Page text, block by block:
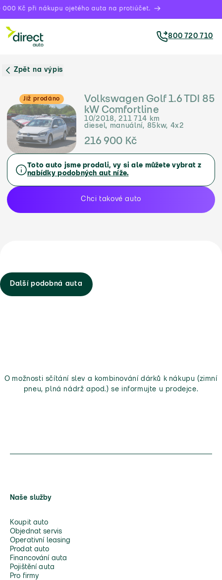
Kč při nákupu ojetého auta na protiúčet.
800 720 710
Zpět na výpis
Již prodáno
Volkswagen Golf 1.6 TDI 85
kW Comfortline
10/2018, 211 714 km
diesel, manuální, 85kw, 4x2
216 900 Kč
Toto auto jsme prodali, vy si ale můžete vybrat z
nabídky podobných aut níže.
Chci takové auto
Další podobná auta
O možnosti sčítání slev a kombinování dárků k nákupu (zimní
pneu, plná nádrž apod.) se informujte u prodejce.
Naše služby
Koupit auto
Objednat servis
Operativní leasing
Prodat auto
Financování auta
Pojištění auta
Pro firmy